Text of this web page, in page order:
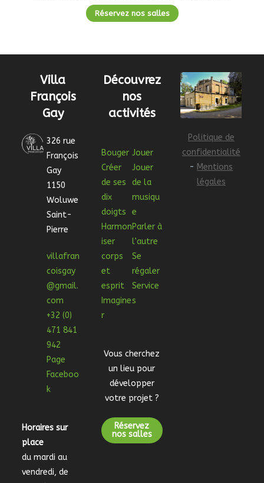
Réservez nos salles
Villa
François
Gay
326 rue
François
Gay
1150
Woluwe
Saint-
Pierre
villafran
coisgay
@gmail.
com
+32 (0)
471 841
942
Page
Faceboo
k
Horaires sur
place
du mardi au
vendredi, de
Découvrez
nos
activités
Bouger
Créer
de ses
dix
doigts
Harmon
iser
corps
et
esprit
Imagine
r
Jouer
Jouer
de la
musiqu
e
Parler à
l’autre
Se
régaler
Service
s
Vous cherchez
un lieu pour
développer
votre projet ?
Réservez
nos salles
Politique de
confidentialité
- Mentions
légales